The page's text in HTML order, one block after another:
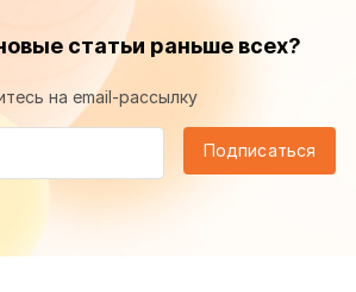
статьи раньше всех?
на email-рассылку
Подписаться